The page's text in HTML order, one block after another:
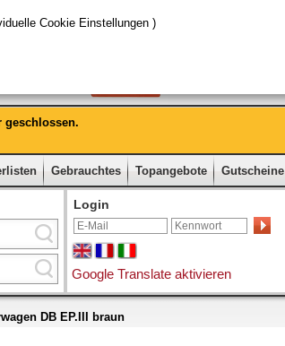
geschlossen.
Gebrauchtes Topangebote Gutscheine
Login
Google Translate aktivieren
DB EP.III braun
Cookie Einstellungen )